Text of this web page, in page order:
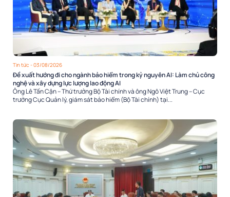
Tin tức - 03/08/2026
Đề xuất hướng đi cho ngành bảo hiểm trong kỷ nguyên AI: Làm chủ công
nghệ và xây dựng lực lượng lao động AI
Ông Lê Tấn Cận – Thứ trưởng Bộ Tài chính và ông Ngô Việt Trung – Cục
trưởng Cục Quản lý, giám sát bảo hiểm (Bộ Tài chính) tại...